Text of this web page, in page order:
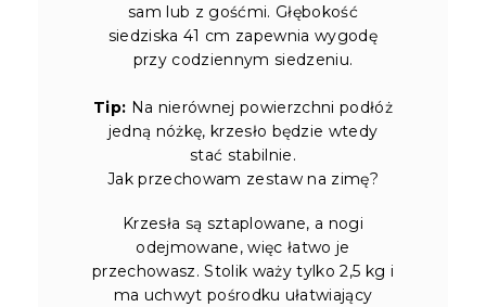
sam lub z gośćmi. Głębokość
siedziska 41 cm zapewnia wygodę
przy codziennym siedzeniu.
Tip: Na nierównej powierzchni podłóż
jedną nóżkę, krzesło będzie wtedy
stać stabilnie.
Jak przechowam zestaw na zimę?
Krzesła są sztaplowane, a nogi
odejmowane, więc łatwo je
przechowasz. Stolik waży tylko 2,5 kg i
ma uchwyt pośrodku ułatwiający